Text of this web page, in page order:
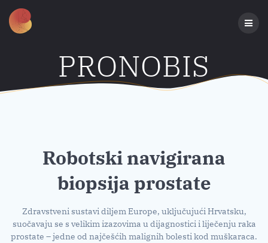
PRONOBIS
Robotski navigirana
biopsija prostate
Zdravstveni sustavi diljem Europe, uključujući Hrvatsku,
suočavaju se s velikim izazovima u dijagnostici i liječenju raka
prostate – jedne od najčešćih malignih bolesti kod muškaraca.